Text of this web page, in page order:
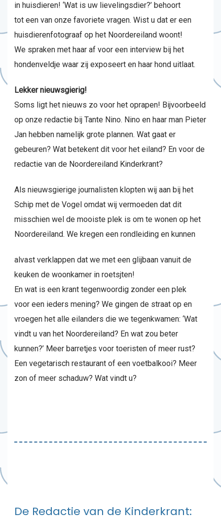
in huisdieren! ‘Wat is uw lievelingsdier?’ behoort
tot een van onze favoriete vragen. Wist u dat er een
huisdierenfotograaf op het Noordereiland woont!
We spraken met haar af voor een interview bij het
hondenveldje waar zij exposeert en haar hond uitlaat.
Lekker nieuwsgierig!
Soms ligt het nieuws zo voor het oprapen! Bijvoorbeeld
op onze redactie bij Tante Nino. Nino en haar man Pieter
Jan hebben namelijk grote plannen. Wat gaat er
gebeuren? Wat betekent dit voor het eiland? En voor de
redactie van de Noordereiland Kinderkrant?
Als nieuwsgierige journalisten klopten wij aan bij het
Schip met de Vogel omdat wij vermoeden dat dit
misschien wel de mooiste plek is om te wonen op het
Noordereiland. We kregen een rondleiding en kunnen
alvast verklappen dat we met een glijbaan vanuit de
keuken de woonkamer in roetsjten!
En wat is een krant tegenwoordig zonder een plek
voor een ieders mening? We gingen de straat op en
vroegen het alle eilanders die we tegenkwamen: ‘Wat
vindt u van het Noordereiland? En wat zou beter
kunnen?’ Meer barretjes voor toeristen of meer rust?
Een vegetarisch restaurant of een voetbalkooi? Meer
zon of meer schaduw? Wat vindt u?
De Redactie van de Kinderkrant: